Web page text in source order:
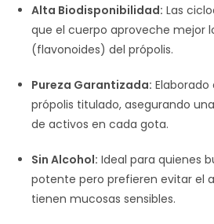
Alta Biodisponibilidad: Las
que el cuerpo aproveche mejor
(flavonoides) del própolis.
Pureza Garantizada:
própolis titulado, asegurando
de activos en cada gota.
Sin Alcohol: Ideal para quienes
potente pero prefieren evitar el
tienen mucosas sensibles.